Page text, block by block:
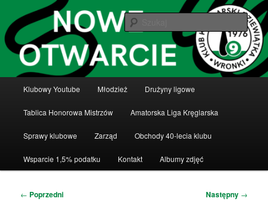
tekstu
Klub Kręglarski Dziewiątka Wronki
Klub Kręglarski Dziewiątka Wronki
Klubowy Youtube Młodzież Drużyny ligowe
Tablica Honorowa Mistrzów Amatorska Liga Kręglarska
Sprawy klubowe Zarząd Obchody 40-lecia klubu
Wsparcie 1,5% podatku Kontakt Albumy zdjęć
Nawigacja
← Poprzedni Następny →